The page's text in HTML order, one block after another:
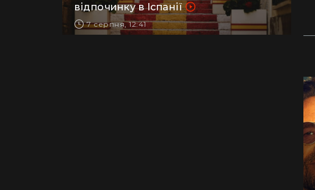
відпочинку в Іспанії
7 серпня, 12:41